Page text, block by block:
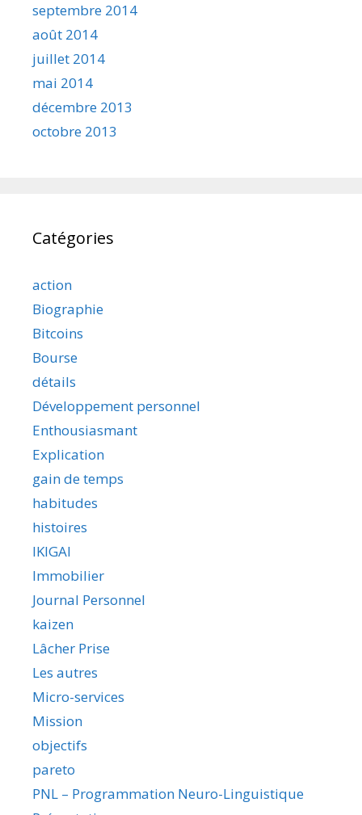
septembre 2014
août 2014
juillet 2014
mai 2014
décembre 2013
octobre 2013
Catégories
action
Biographie
Bitcoins
Bourse
détails
Développement personnel
Enthousiasmant
Explication
gain de temps
habitudes
histoires
IKIGAI
Immobilier
Journal Personnel
kaizen
Lâcher Prise
Les autres
Micro-services
Mission
objectifs
pareto
PNL – Programmation Neuro-Linguistique